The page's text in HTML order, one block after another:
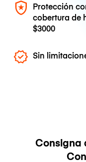
Protección
cobertura de
$3000
Sin
Consigna